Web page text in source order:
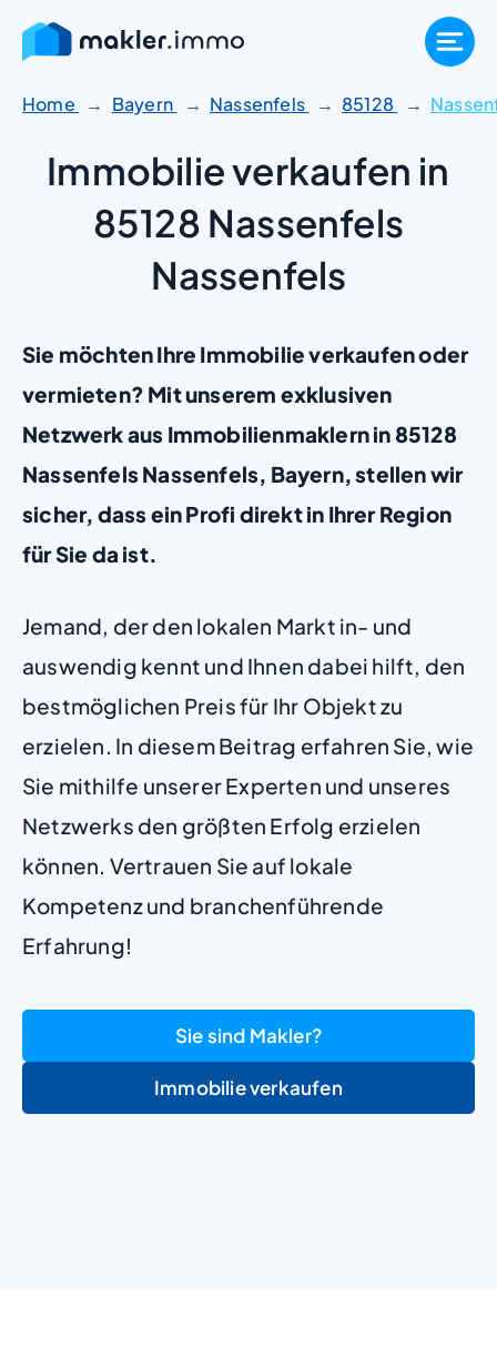
Zum
Inhalt
springen
Home Bayern Nassenfels 85128
Immobilie verkaufen in
85128 Nassenfels
Nassenfels
Sie möchten Ihre Immobilie verkaufen oder
vermieten? Mit unserem exklusiven
Netzwerk aus Immobilienmaklern in 85128
Nassenfels Nassenfels, Bayern, stellen wir
sicher, dass ein Profi direkt in Ihrer Region
für Sie da ist.
Jemand, der den lokalen Markt in- und
auswendig kennt und Ihnen dabei hilft, den
bestmöglichen Preis für Ihr Objekt zu
erzielen. In diesem Beitrag erfahren Sie, wie
Sie mithilfe unserer Experten und unseres
Netzwerks den größten Erfolg erzielen
können. Vertrauen Sie auf lokale
Kompetenz und branchenführende
Erfahrung!
Sie sind Makler?
Immobilie verkaufen